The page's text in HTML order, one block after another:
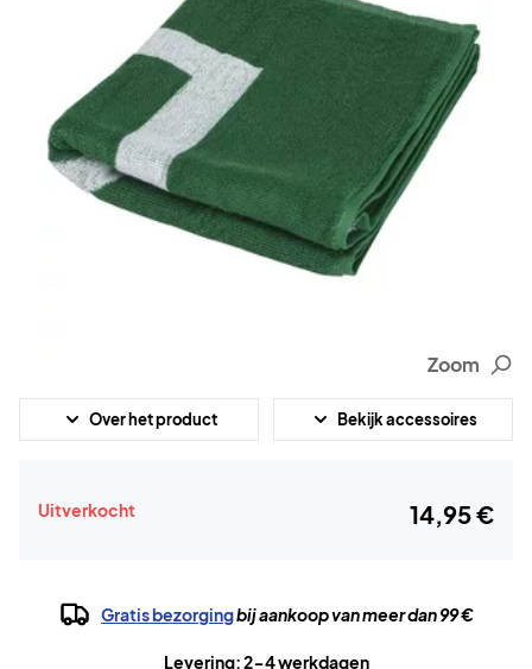
Zoom
Over het product Bekijk accessoires
Uitverkocht 14,95 €
Gratis bezorgingbij aankoop van meer dan 99 €
Levering: 2-4 werkdagen